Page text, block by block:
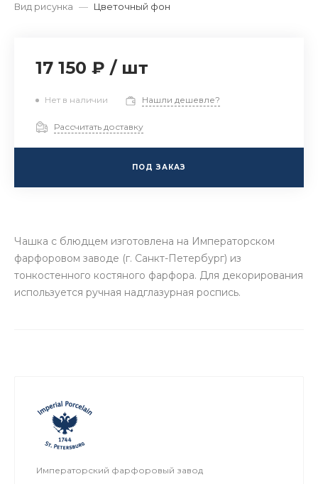
Вид рисунка — Цветочный фон
17 150 ₽ / шт
Нет в наличии Нашли дешевле?
Рассчитать доставку
ПОД ЗАКАЗ
Чашка с блюдцем изготовлена на Императорском
фарфоровом заводе (г. Санкт-Петербург) из
тонкостенного костяного фарфора. Для декорирования
используется ручная надглазурная роспись.
Императорский фарфоровый завод